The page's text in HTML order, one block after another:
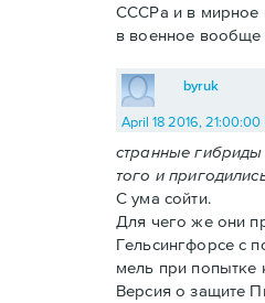
СССРа и в мирное
в военное вообще
byruk
April 18 2016, 21:00:00
странные гибриды
того и
С ума сойти.
Для чего же они
Гельсингфорсе с
мель при попытке
Версия о защите